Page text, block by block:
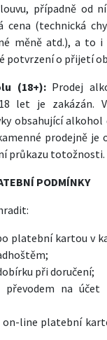
případně od
cena (technická
měně atd.), a to
potvrzení o přijetí
(18+):Prodej
let je zakázán.
obsahující
prodejně je
průkazu totožnosti.
PODMÍNKY
platební kartou v
při doručení;
převodem na účet
line platební